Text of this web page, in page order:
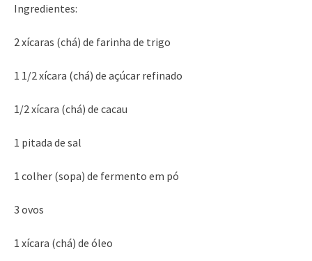
Ingredientes:
2 xícaras (chá) de farinha de trigo
1 1/2 xícara (chá) de açúcar refinado
1/2 xícara (chá) de cacau
1 pitada de sal
1 colher (sopa) de fermento em pó
3 ovos
1 xícara (chá) de óleo